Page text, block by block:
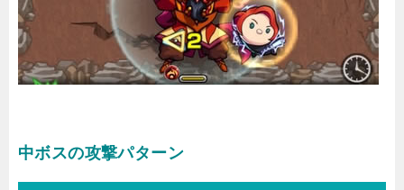
中ボスの攻撃パターン